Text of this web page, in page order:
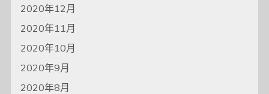
2020年12月
2020年11月
2020年10月
2020年9月
2020年8月